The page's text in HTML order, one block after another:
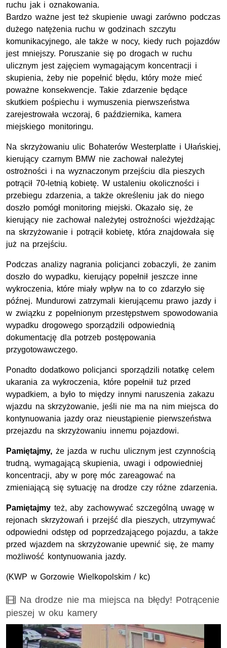
ruchu jak i oznakowania.
Bardzo ważne jest też skupienie uwagi zarówno podczas
dużego natężenia ruchu w godzinach szczytu
komunikacyjnego, ale także w nocy, kiedy ruch pojazdów
jest mniejszy. Poruszanie się po drogach w ruchu
ulicznym jest zajęciem wymagającym koncentracji i
skupienia, żeby nie popełnić błędu, który może mieć
poważne konsekwencje. Takie zdarzenie będące
skutkiem pośpiechu i wymuszenia pierwszeństwa
zarejestrowała wczoraj, 6 października, kamera
miejskiego monitoringu.
Na skrzyżowaniu ulic Bohaterów Westerplatte i Ułańskiej,
kierujący czarnym BMW nie zachował należytej
ostrożności i na wyznaczonym przejściu dla pieszych
potrącił 70-letnią kobietę. W ustaleniu okoliczności i
przebiegu zdarzenia, a także określeniu jak do niego
doszło pomógł monitoring miejski. Okazało się, że
kierujący nie zachował należytej ostrożności wjeżdżając
na skrzyżowanie i potrącił kobietę, która znajdowała się
już na przejściu.
Podczas analizy nagrania policjanci zobaczyli, że zanim
doszło do wypadku, kierujący popełnił jeszcze inne
wykroczenia, które miały wpływ na to co zdarzyło się
późnej. Mundurowi zatrzymali kierującemu prawo jazdy i
w związku z popełnionym przestępstwem spowodowania
wypadku drogowego sporządzili odpowiednią
dokumentację dla potrzeb postępowania
przygotowawczego.
Ponadto dodatkowo policjanci sporządzili notatkę celem
ukarania za wykroczenia, które popełnił tuż przed
wypadkiem, a było to między innymi naruszenia zakazu
wjazdu na skrzyżowanie, jeśli nie ma na nim miejsca do
kontynuowania jazdy oraz nieustąpienie pierwszeństwa
przejazdu na skrzyżowaniu innemu pojazdowi.
Pamiętajmy, że jazda w ruchu ulicznym jest czynnością
trudną, wymagającą skupienia, uwagi i odpowiedniej
koncentracji, aby w porę móc zareagować na
zmieniającą się sytuację na drodze czy różne zdarzenia.
Pamiętajmy też, aby zachowywać szczególną uwagę w
rejonach skrzyżowań i przejść dla pieszych, utrzymywać
odpowiedni odstęp od poprzedzającego pojazdu, a także
przed wjazdem na skrzyżowanie upewnić się, że mamy
możliwość kontynuowania jazdy.
(KWP w Gorzowie Wielkopolskim / kc)
Film
Na drodze nie ma miejsca na błędy! Potrącenie
pieszej w oku kamery